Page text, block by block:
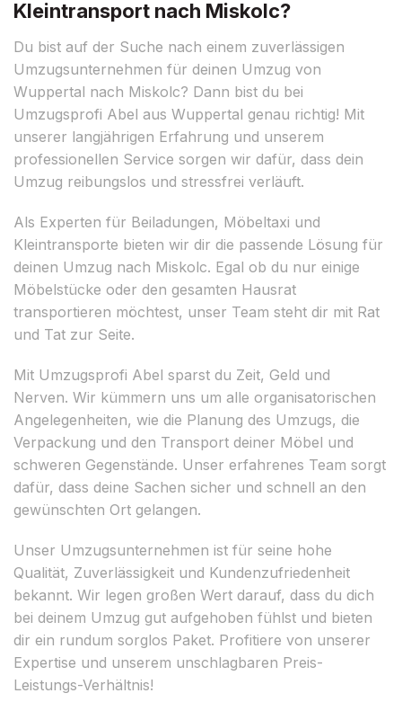
Kleintransport nach Miskolc?
Du bist auf der Suche nach einem zuverlässigen
Umzugsunternehmen für deinen Umzug von
Wuppertal nach Miskolc? Dann bist du bei
Umzugsprofi Abel aus Wuppertal genau richtig! Mit
unserer langjährigen Erfahrung und unserem
professionellen Service sorgen wir dafür, dass dein
Umzug reibungslos und stressfrei verläuft.
Als Experten für Beiladungen, Möbeltaxi und
Kleintransporte bieten wir dir die passende Lösung für
deinen Umzug nach Miskolc. Egal ob du nur einige
Möbelstücke oder den gesamten Hausrat
transportieren möchtest, unser Team steht dir mit Rat
und Tat zur Seite.
Mit Umzugsprofi Abel sparst du Zeit, Geld und
Nerven. Wir kümmern uns um alle organisatorischen
Angelegenheiten, wie die Planung des Umzugs, die
Verpackung und den Transport deiner Möbel und
schweren Gegenstände. Unser erfahrenes Team sorgt
dafür, dass deine Sachen sicher und schnell an den
gewünschten Ort gelangen.
Unser Umzugsunternehmen ist für seine hohe
Qualität, Zuverlässigkeit und Kundenzufriedenheit
bekannt. Wir legen großen Wert darauf, dass du dich
bei deinem Umzug gut aufgehoben fühlst und bieten
dir ein rundum sorglos Paket. Profitiere von unserer
Expertise und unserem unschlagbaren Preis-
Leistungs-Verhältnis!